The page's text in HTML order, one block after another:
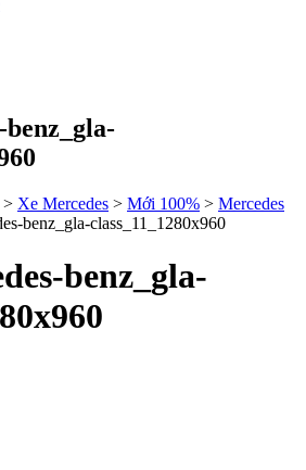
benz_gla-
> Xe Mercedes > Mới 100% > Mercedes
benz_gla-class_11_1280x960
benz_gla-